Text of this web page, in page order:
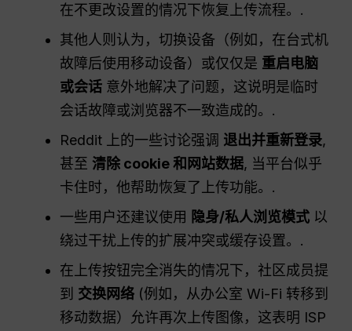
在不更改设置的情况下恢复上传流程。.
其他人则认为，切换设备（例如，在台式机
故障后使用移动设备）或仅仅是 重启电脑
或会话 意外地解决了问题，这说明是临时
会话故障或浏览器不一致造成的。.
Reddit 上的一些讨论强调 退出并重新登录,
甚至 清除 cookie 和网站数据, 当平台似乎
卡住时，他帮助恢复了上传功能。.
一些用户还建议使用 隐身/私人浏览模式 以
绕过干扰上传的扩展冲突或缓存设置。.
在上传按钮完全消失的情况下，社区成员提
到 交换网络 (例如，从办公室 Wi-Fi 转移到
移动数据）允许再次上传图像，这表明 ISP